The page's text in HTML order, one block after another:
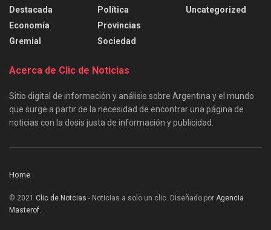
Destacada
Economía
Gremial
Política
Provincias
Sociedad
Uncategorized
Acerca de Clic de Noticias
Sitio digital de información y análisis sobre Argentina y el mundo
que surge a partir de la necesidad de encontrar una página de
noticias con la dosis justa de información y publicidad.
Home
© 2021 Clic de Notcias - Noticias a solo un clic. Diseñado por Agencia
Masterof.